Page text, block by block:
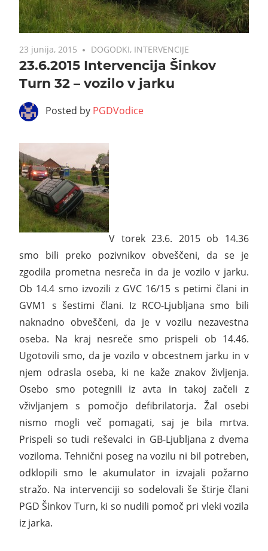
23 junija, 2015 DOGODKI, INTERVENCIJE
23.6.2015 Intervencija Šinkov
Turn 32 – vozilo v jarku
Posted by PGDVodice
V torek 23.6. 2015 ob 14.36
smo bili preko pozivnikov obveščeni, da se je
zgodila prometna nesreča in da je vozilo v jarku.
Ob 14.4 smo izvozili z GVC 16/15 s petimi člani in
GVM1 s šestimi člani. Iz RCO-Ljubljana smo bili
naknadno obveščeni, da je v vozilu nezavestna
oseba. Na kraj nesreče smo prispeli ob 14.46.
Ugotovili smo, da je vozilo v obcestnem jarku in v
njem odrasla oseba, ki ne kaže znakov življenja.
Osebo smo potegnili iz avta in takoj začeli z
vživljanjem s pomočjo defibrilatorja. Žal osebi
nismo mogli več pomagati, saj je bila mrtva.
Prispeli so tudi reševalci in GB-Ljubljana z dvema
voziloma. Tehnični poseg na vozilu ni bil potreben,
odklopili smo le akumulator in izvajali požarno
stražo. Na intervenciji so sodelovali še štirje člani
PGD Šinkov Turn, ki so nudili pomoč pri vleki vozila
iz jarka.